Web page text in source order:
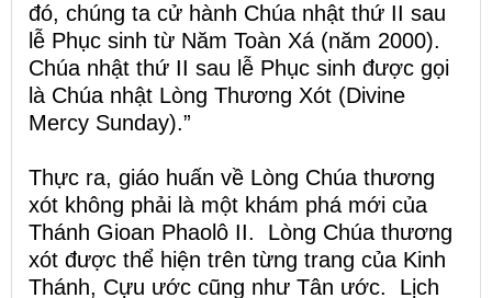
đó, chúng ta cử hành Chúa nhật thứ II sau
lễ Phục sinh từ Năm Toàn Xá (năm 2000).
Chúa nhật thứ II sau lễ Phục sinh được gọi
là Chúa nhật Lòng Thương Xót (Divine
Mercy Sunday).”
Thực ra, giáo huấn về Lòng Chúa thương
xót không phải là một khám phá mới của
Thánh Gioan Phaolô II. Lòng Chúa thương
xót được thể hiện trên từng trang của Kinh
Thánh, Cựu ước cũng như Tân ước. Lịch